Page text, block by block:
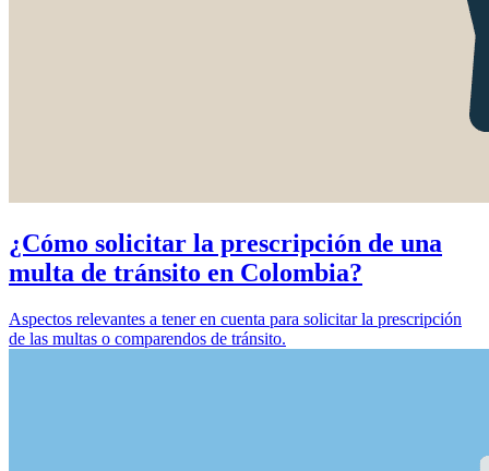
¿Cómo solicitar la prescripción de una
multa de tránsito en Colombia?
Aspectos relevantes a tener en cuenta para solicitar la prescripción
de las multas o comparendos de tránsito.